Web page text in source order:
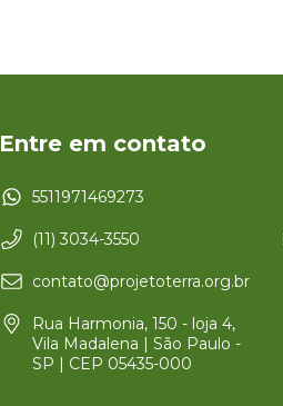
Entre em contato
5511971469273
(11) 3034-3550
contato@projetoterra.org.br
Rua Harmonia, 150 - loja 4,
Vila Madalena | São Paulo -
SP | CEP 05435-000